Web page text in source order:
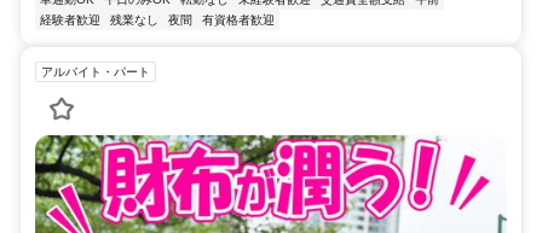
経験者歓迎
残業なし 夜間 有資格者歓迎
アルバイト・パート